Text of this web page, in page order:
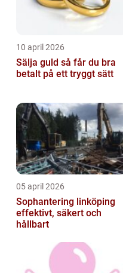
10 april 2026
Sälja guld så får du bra
betalt på ett tryggt sätt
05 april 2026
Sophantering linköping
effektivt, säkert och
hållbart